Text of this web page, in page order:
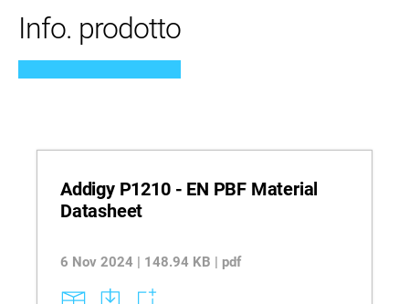
Info. prodotto
Addigy P1210 - EN PBF Material
Datasheet
6 Nov 2024 | 148.94 KB | pdf